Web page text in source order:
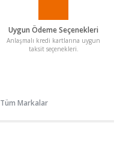
Uygun Ödeme Seçenekleri
Anlaşmalı kredi kartlarına uygun
taksit seçenekleri.
Tüm Markalar